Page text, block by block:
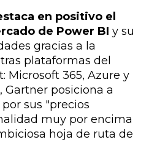
en positivo el
de Power BI y su
gracias a la
plataformas del
Microsoft 365, Azure y
Gartner posiciona a
sus "precios
muy por encima
hoja de ruta de